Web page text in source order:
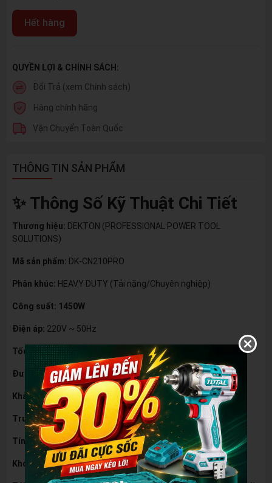
Hết hàng
QUYỀN LỢI & CHÍNH SÁCH:
Đổi Trả (xem Chính sách)
Hàng chính hãng
Vận Chuyển Toàn Quốc
THÔNG TIN SẢN PHẨM
✨ Thông Số Kỹ Thuật Chi Tiết
Thương hiệu: DEKTON (PROFESSIONAL POWER TOOL
SOLUTIONS)
Mã sản phẩm: DK-CN210PRO
Phân khúc: HEAVY DUTY (Tải nặng/Chuyên nghiệp)
Công suất: 1450W
Điện áp: 220V ~ 50Hz
Tốc độ không tải: 5000 vòng/phút (5000rpm)
Đường kính lưỡi cắt:210 mm (8 inch)
Khả năng cắt:Cắt nghiêng 45°
Truyền động:Trực tiếp
Tính năng:
Khóa an toàn:Đảm bảo an toàn khi sử dụng.